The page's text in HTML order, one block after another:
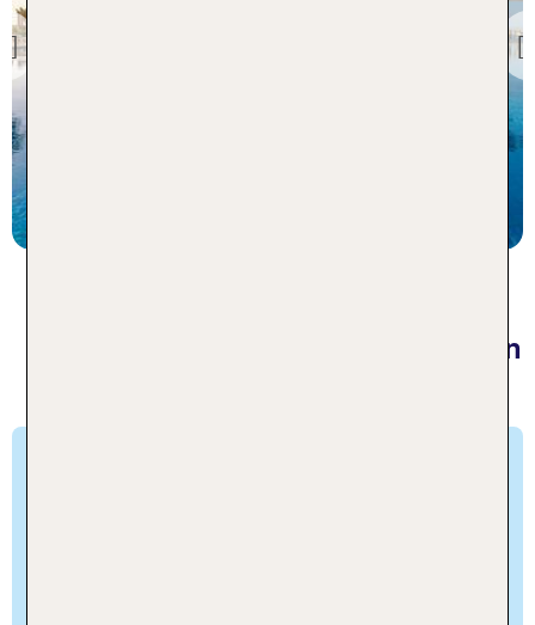
Previous
Wunderschöner Familienurlaub in